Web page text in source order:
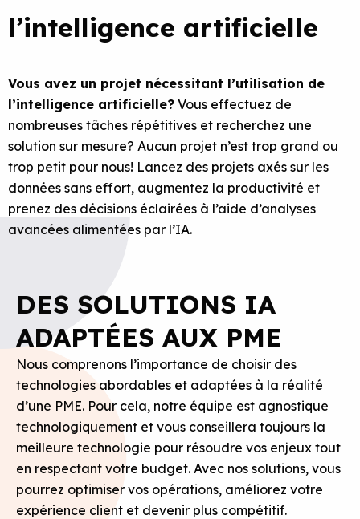
l’intelligence artificielle
Vous avez un projet nécessitant l’utilisation de
l’intelligence artificielle? Vous effectuez de
nombreuses tâches répétitives et recherchez une
solution sur mesure? Aucun projet n’est trop grand ou
trop petit pour nous! Lancez des projets axés sur les
données sans effort, augmentez la productivité et
prenez des décisions éclairées à l’aide d’analyses
avancées alimentées par l’IA.
DES SOLUTIONS IA
ADAPTÉES AUX PME
Nous comprenons l’importance de choisir des
technologies abordables et adaptées à la réalité
d’une PME. Pour cela, notre équipe est agnostique
technologiquement et vous conseillera toujours la
meilleure technologie pour résoudre vos enjeux tout
en respectant votre budget. Avec nos solutions, vous
pourrez optimiser vos opérations, améliorez votre
expérience client et devenir plus compétitif.